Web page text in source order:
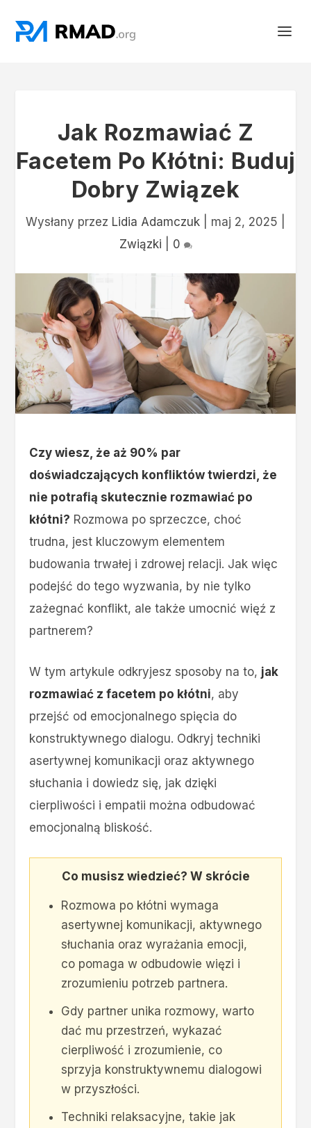
Jak Rozmawiać Z
Facetem Po Kłótni: Buduj
Dobry Związek
Wysłany przez Lidia Adamczuk maj 2, 2025
Związki
0
Czy wiesz, że aż 90% par
doświadczających konfliktów twierdzi, że
nie potrafią skutecznie rozmawiać po
kłótni? Rozmowa po sprzeczce, choć
trudna, jest kluczowym elementem
budowania trwałej i zdrowej relacji. Jak więc
podejść do tego wyzwania, by nie tylko
zażegnać konflikt, ale także umocnić więź z
partnerem?
W tym artykule odkryjesz sposoby na to, jak
rozmawiać z facetem po kłótni, aby
przejść od emocjonalnego spięcia do
konstruktywnego dialogu. Odkryj techniki
asertywnej komunikacji oraz aktywnego
słuchania i dowiedz się, jak dzięki
cierpliwości i empatii można odbudować
emocjonalną bliskość.
Co musisz wiedzieć? W skrócie
Rozmowa po kłótni wymaga
asertywnej komunikacji, aktywnego
słuchania oraz wyrażania emocji,
co pomaga w odbudowie więzi i
zrozumieniu potrzeb partnera.
Gdy partner unika rozmowy, warto
dać mu przestrzeń, wykazać
cierpliwość i zrozumienie, co
sprzyja konstruktywnemu dialogowi
w przyszłości.
Techniki relaksacyjne, takie jak